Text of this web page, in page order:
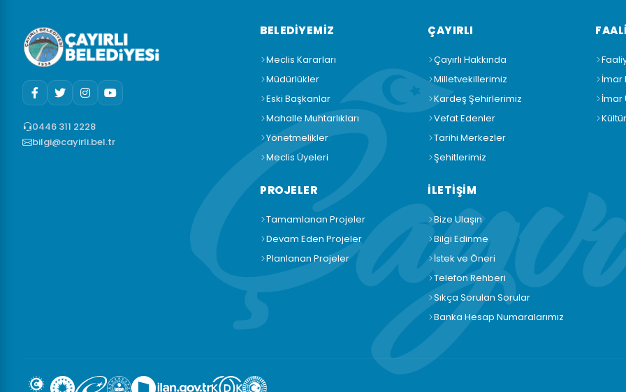
0446 311 2228
bilgi@cayirli.bel.tr
BELEDİYEMİZ
Meclis Kararları
Müdürlükler
Eski Başkanlar
Mahalle Muhtarlıkları
Yönetmelikler
Meclis Üyeleri
ÇAYIRLI
Çayırlı Hakkında
Milletvekillerimiz
Kardeş Şehirlerimiz
Vefat Edenler
Tarihi Merkezler
Şehitlerimiz
İmar
İmar
PROJELER
Tamamlanan Projeler
Devam Eden Projeler
Planlanan Projeler
İLETİŞİM
Bize Ulaşın
Bilgi Edinme
İstek ve Öneri
Telefon Rehberi
Sıkça Sorulan Sorular
Banka Hesap Numaralarımız